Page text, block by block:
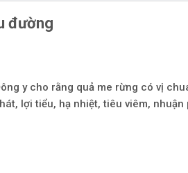
đường
y cho rằng quả me rừng có vị
lợi tiểu, hạ nhiệt, tiêu viêm, nhuận